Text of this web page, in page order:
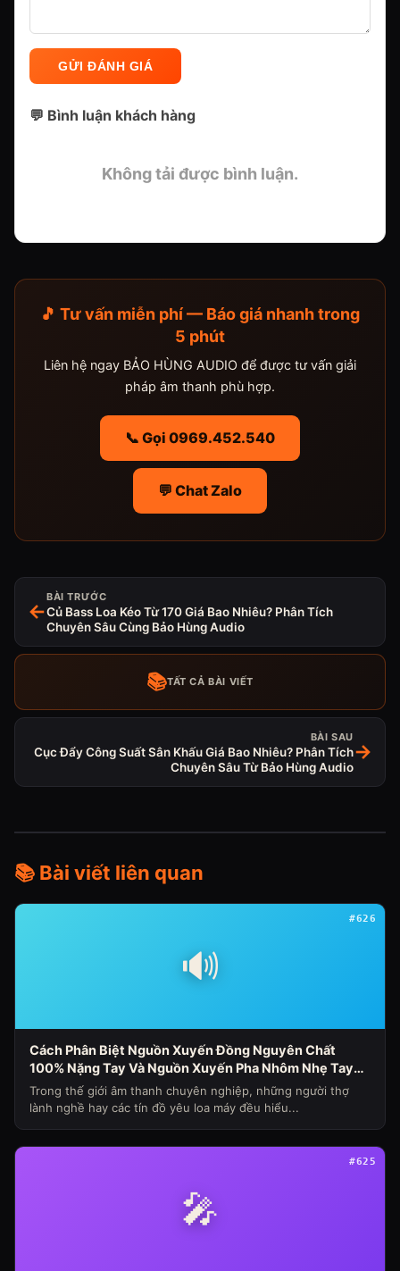
GỬI ĐÁNH GIÁ
💬 Bình luận khách hàng
Không tải được bình luận.
🎵 Tư vấn miễn phí — Báo giá nhanh trong
5 phút
Liên hệ ngay BẢO HÙNG AUDIO để được tư vấn giải
pháp âm thanh phù hợp.
📞 Gọi 0969.452.540
💬 Chat Zalo
←
BÀI TRƯỚC
Củ Bass Loa Kéo Từ 170 Giá Bao Nhiêu? Phân Tích
Chuyên Sâu Cùng Bảo Hùng Audio
📚TẤT CẢ BÀI VIẾT
BÀI SAU
Cục Đẩy Công Suất Sân Khấu Giá Bao Nhiêu? Phân Tích
Chuyên Sâu Từ Bảo Hùng Audio
→
📚 Bài viết liên quan
🔊
#626
Cách Phân Biệt Nguồn Xuyến Đồng Nguyên Chất
100% Nặng Tay Và Nguồn Xuyến Pha Nhôm Nhẹ Tay
Nhanh Nóng Sụt Áp Cho Loa Máy (Chủ Đề Loa Máy
Ngày 341)
Trong thế giới âm thanh chuyên nghiệp, những người thợ
lành nghề hay các tín đồ yêu loa máy đều hiểu...
🎤
#625